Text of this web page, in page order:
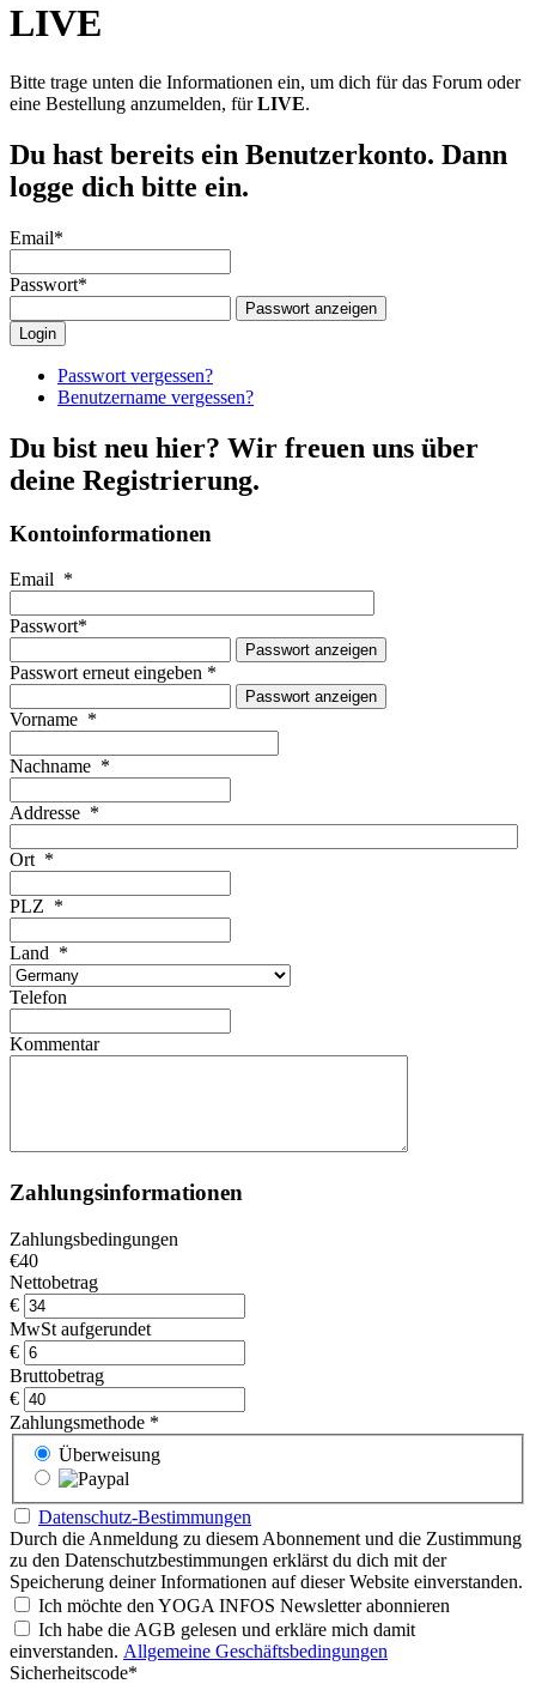
LIVE
Bitte trage unten die Informationen ein, um dich für das Forum oder
eine Bestellung anzumelden, fürLIVE.
Du hast bereits ein Benutzerkonto. Dann
logge dich bitte ein.
Email*
Passwort*
Passwort anzeigen
Passwort vergessen?
Benutzername vergessen?
Du bist neu hier? Wir freuen uns über
deine Registrierung.
Kontoinformationen
Email *
Passwort*
Passwort anzeigen
Passwort erneut eingeben *
Passwort anzeigen
Vorname *
Nachname *
Addresse *
Ort *
PLZ *
Land *
Telefon
Kommentar
Zahlungsinformationen
Zahlungsbedingungen
€40
Nettobetrag
€
MwSt aufgerundet
€
Bruttobetrag
€
Zahlungsmethode *
Überweisung
Datenschutz-Bestimmungen
Durch die Anmeldung zu diesem Abonnement und die Zustimmung
zu den Datenschutzbestimmungen erklärst du dich mit der
Speicherung deiner Informationen auf dieser Website einverstanden.
Ich möchte den YOGA INFOS Newsletter abonnieren
Ich habe die AGB gelesen und erkläre mich damit
einverstanden. Allgemeine Geschäftsbedingungen
Sicherheitscode*